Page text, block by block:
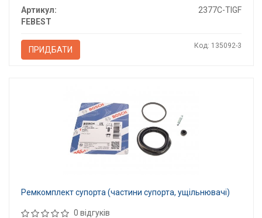
Артикул:
2377C-TIGF
FEBEST
ПРИДБАТИ Код: 135092-3
Ремкомплект супорта (частини супорта, ущільнювачі)
0 відгуків